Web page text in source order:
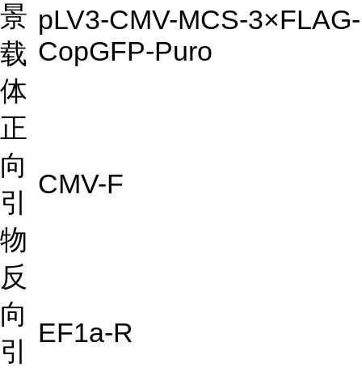
景
载
体
pLV3-CMV-MCS-3×FLAG-
CopGFP-Puro
正
向
引
物
CMV-F
反
向
引
EF1a-R